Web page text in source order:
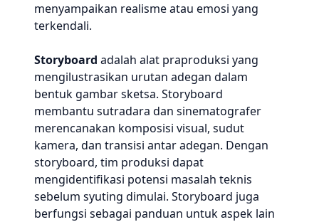
menyampaikan realisme atau emosi yang
terkendali.
Storyboard adalah alat praproduksi yang
mengilustrasikan urutan adegan dalam
bentuk gambar sketsa. Storyboard
membantu sutradara dan sinematografer
merencanakan komposisi visual, sudut
kamera, dan transisi antar adegan. Dengan
storyboard, tim produksi dapat
mengidentifikasi potensi masalah teknis
sebelum syuting dimulai. Storyboard juga
berfungsi sebagai panduan untuk aspek lain